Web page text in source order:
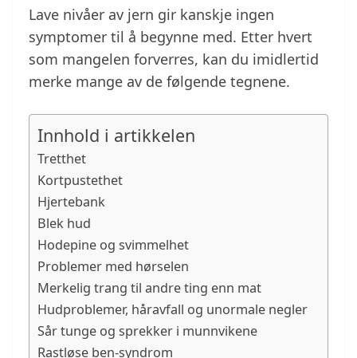
Lave nivåer av jern gir kanskje ingen
symptomer til å begynne med. Etter hvert
som mangelen forverres, kan du imidlertid
merke mange av de følgende tegnene.
Innhold i artikkelen
Tretthet
Kortpustethet
Hjertebank
Blek hud
Hodepine og svimmelhet
Problemer med hørselen
Merkelig trang til andre ting enn mat
Hudproblemer, håravfall og unormale negler
Sår tunge og sprekker i munnvikene
Rastløse ben-syndrom